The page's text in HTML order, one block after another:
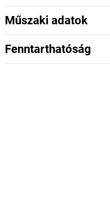
Műszaki adatok
Fenntarthatóság